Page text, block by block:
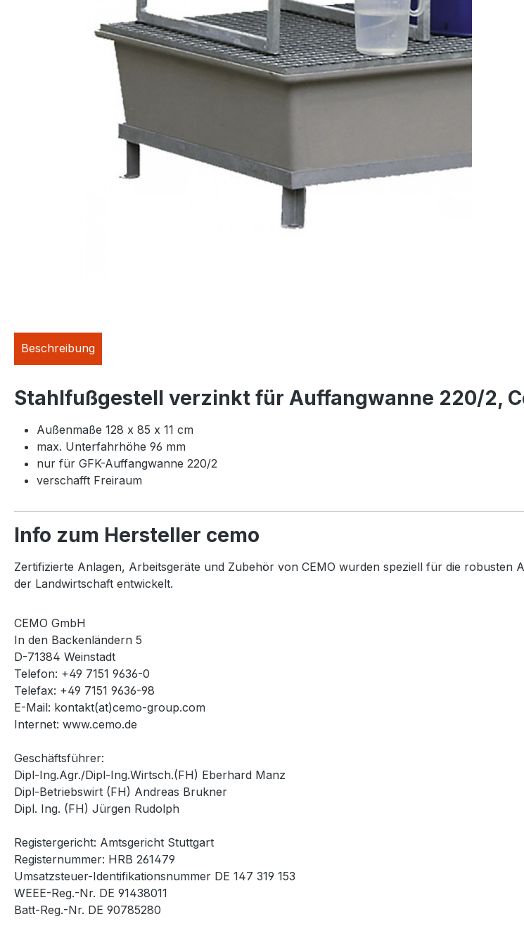
Beschreibung
Stahlfußgestell verzinkt für Auffangwanne 220/2,
Außenmaße 128 x 85 x 11 cm
max. Unterfahrhöhe 96 mm
nur für GFK-Auffangwanne 220/2
verschafft Freiraum
Info zum Hersteller cemo
Zertifizierte Anlagen, Arbeitsgeräte und Zubehör von CEMO wurden speziell für die
der Landwirtschaft entwickelt.
CEMO GmbH
In den Backenländern 5
D-71384 Weinstadt
Telefon: +49 7151 9636-0
Telefax: +49 7151 9636-98
E-Mail: kontakt(at)cemo-group.com
Internet: www.cemo.de
Geschäftsführer:
Dipl-Ing.Agr./Dipl-Ing.Wirtsch.(FH) Eberhard Manz
Dipl-Betriebswirt (FH) Andreas Brukner
Dipl. Ing. (FH) Jürgen Rudolph
Registergericht: Amtsgericht Stuttgart
Registernummer: HRB 261479
Umsatzsteuer-Identifikationsnummer DE 147 319 153
WEEE-Reg.-Nr. DE 91438011
Batt-Reg.-Nr. DE 90785280